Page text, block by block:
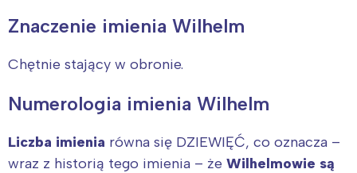
Znaczenie imienia Wilhelm
Chętnie stający w obronie.
Numerologia imienia Wilhelm
Liczba imienia równa się DZIEWIĘĆ, co oznacza –
wraz z historią tego imienia – że Wilhelmowie są